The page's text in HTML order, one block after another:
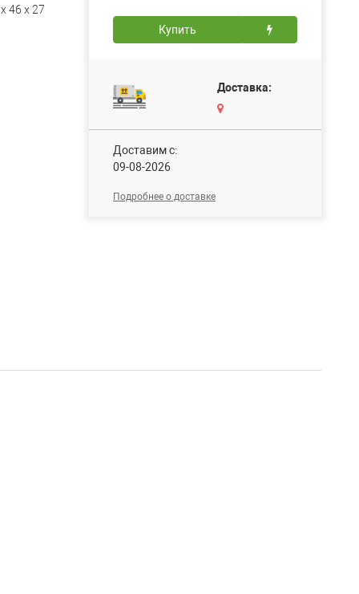
46 х 27
Купить
Доставка:
Доставим c:
09-08-2026
Подробнее о доставке